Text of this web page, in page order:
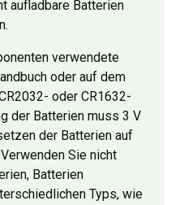
aufladbare Batterien
verwendete
oder auf dem
oder CR1632-
der Batterien muss 3 V
der Batterien auf
Sie nicht
Batterien
Typs, wie